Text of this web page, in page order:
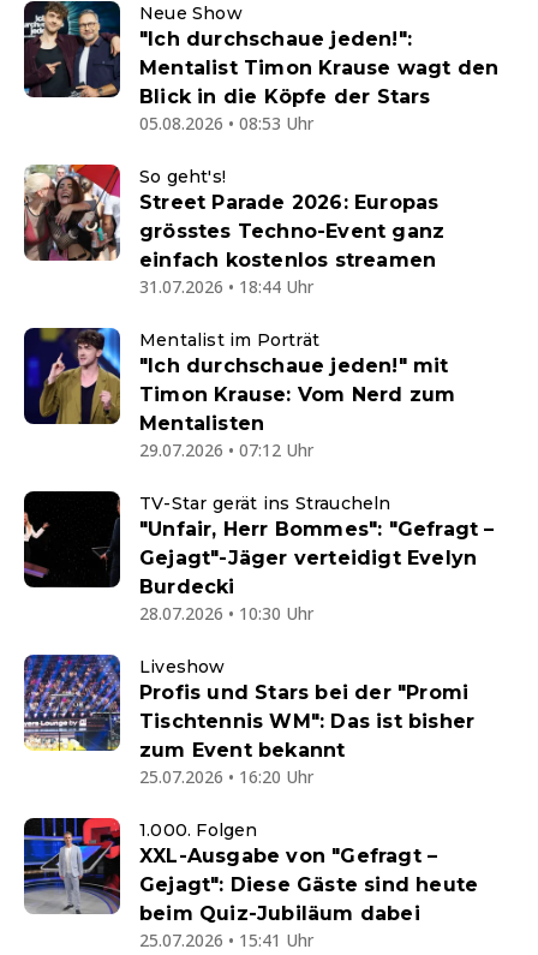
Neue Show
"Ich durchschaue jeden!":
Mentalist Timon Krause wagt den
Blick in die Köpfe der Stars
05.08.2026 • 08:53 Uhr
So geht's!
Street Parade 2026: Europas
grösstes Techno-Event ganz
einfach kostenlos streamen
31.07.2026 • 18:44 Uhr
Mentalist im Porträt
"Ich durchschaue jeden!" mit
Timon Krause: Vom Nerd zum
Mentalisten
29.07.2026 • 07:12 Uhr
TV-Star gerät ins Straucheln
"Unfair, Herr Bommes": "Gefragt –
Gejagt"-Jäger verteidigt Evelyn
Burdecki
28.07.2026 • 10:30 Uhr
Liveshow
Profis und Stars bei der "Promi
Tischtennis WM": Das ist bisher
zum Event bekannt
25.07.2026 • 16:20 Uhr
1.000. Folgen
XXL-Ausgabe von "Gefragt –
Gejagt": Diese Gäste sind heute
beim Quiz-Jubiläum dabei
25.07.2026 • 15:41 Uhr